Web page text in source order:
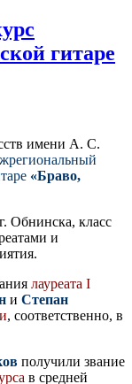
гитаре
имени А. С.
«Браво,
Обнинска, класс
и
лауреата I
и Степан
, соответственно, в
получили звание
в средней